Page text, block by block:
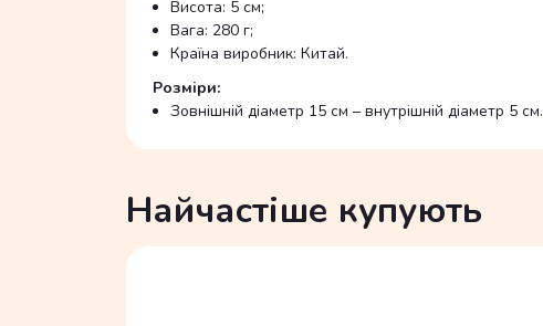
Висота: 5 см;
Вага: 280 г;
Країна виробник: Китай.
Розміри:
Зовнішній діаметр 15 см – внутрішній діаметр 5 см.
Найчастіше купують